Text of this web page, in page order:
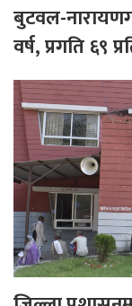
बुटवल-
वर्ष, प्रगति ६९